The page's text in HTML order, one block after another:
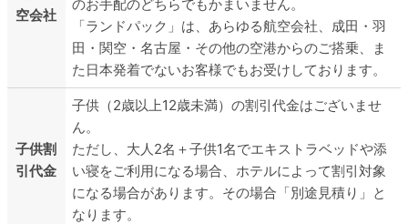
空会社
のお手配のどちらでもかまいません。
「ランドパック」は、あらゆる航空会社、成田・羽
田・関空・名古屋・その他の空港からのご搭乗、ま
た日本発着でないお客様でもお受けしております。
子供割
引代金
子供（2歳以上12歳未満）の割引代金はございませ
ん。
ただし、大人2名＋子供1名でエキストラベッドや添
い寝をご利用になる場合、ホテルによって割引対象
になる場合があります。その場合「別途見積り」と
なります。